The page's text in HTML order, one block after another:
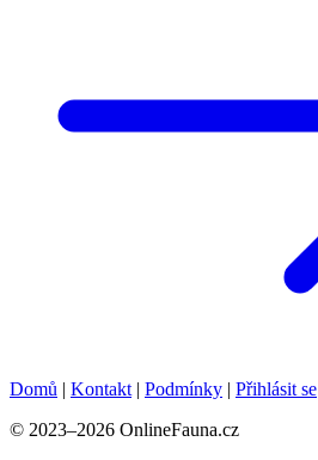
Domů | Kontakt | Podmínky | Přihlásit se
© 2023–2026 OnlineFauna.cz